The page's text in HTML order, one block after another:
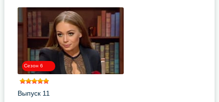
Сезон 6
Выпуск 11